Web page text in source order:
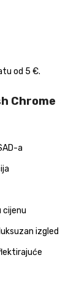
od 5 €.
Chrome
a
cijenu
izgled